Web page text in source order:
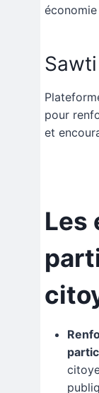
pour
et
Les